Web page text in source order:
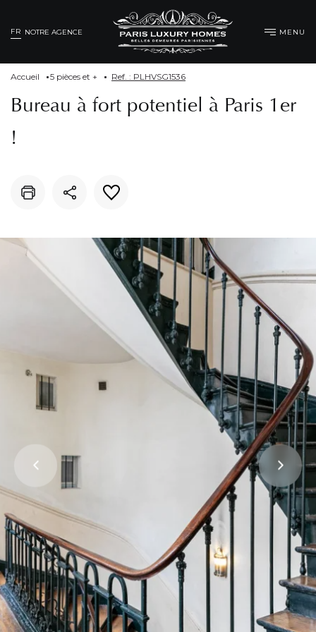
FR NOTRE AGENCE MENU
Accueil 5 pièces et + Ref. : PLHVSG1536
Bureau à fort potentiel à Paris 1er
!